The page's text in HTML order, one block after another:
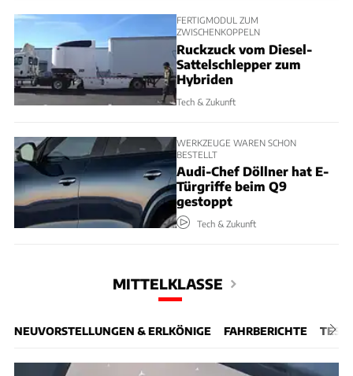
FERTIGMODUL ZUM
ZWISCHENKOPPELN
Ruckzuck vom Diesel-
Sattelschlepper zum
Hybriden
Tech & Zukunft
WERKZEUGE WAREN SCHON
BESTELLT
Audi-Chef Döllner hat E-
Türgriffe beim Q9
gestoppt
Tech & Zukunft
MITTELKLASSE
NEUVORSTELLUNGEN & ERLKÖNIGE FAHRBERICHTE TESTS